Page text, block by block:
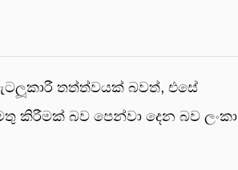
තත්ත්වයක් බවත්, එසේ
බව පෙන්වා දෙන බව ලංකා